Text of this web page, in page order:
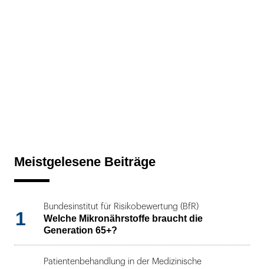
Meistgelesene Beiträge
1
Bundesinstitut für Risikobewertung (BfR)
Welche Mikronährstoffe braucht die
Generation 65+?
Patientenbehandlung in der Medizinische